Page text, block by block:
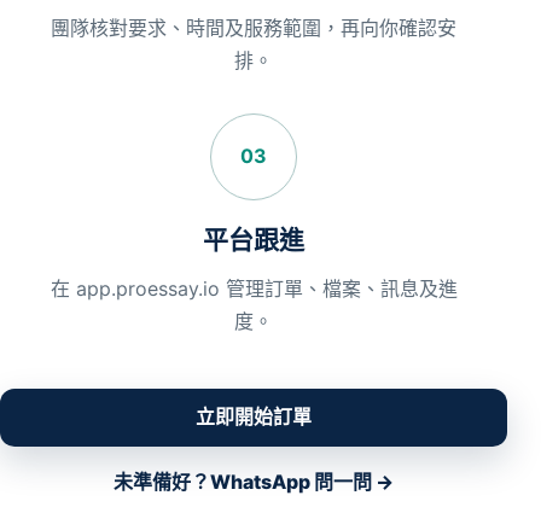
團隊核對要求、時間及服務範圍，再向你確認安
排。
03
平台跟進
在 app.proessay.io 管理訂單、檔案、訊息及進
度。
立即開始訂單
未準備好？WhatsApp 問一問 →